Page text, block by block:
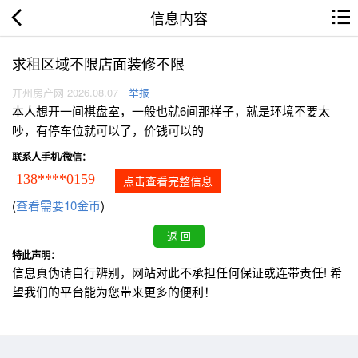
信息内容
求租区域不限店面装修不限
开州房产网 2026.08.07 举报
本人想开一间棋盘室，一般也就6间那样子，就是环境不要太
吵，有停车位就可以了，价钱可以的
联系人手机/微信：
138****0159 点击查看完整信息
(查看需要10金币)
特此声明：
信息真伪请自行辨别，网站对此不承担任何保证或连带责任! 希
望我们的平台能为您带来更多的便利！